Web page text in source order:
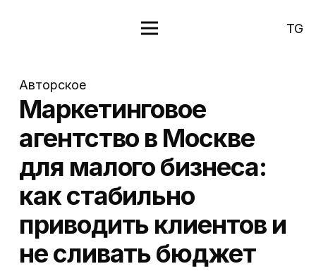
TG
Авторское
Маркетинговое
агентство в Москве
для малого бизнеса:
как стабильно
приводить клиентов и
не сливать бюджет